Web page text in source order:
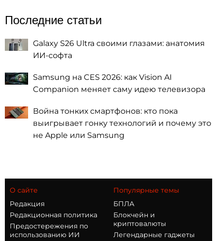
Последние статьи
Galaxy S26 Ultra своими глазами: анатомия
ИИ-софта
Samsung на CES 2026: как Vision AI
Companion меняет саму идею телевизора
Война тонких смартфонов: кто пока
выигрывает гонку технологий и почему это
не Apple или Samsung
О сайте
Редакция
Редакционная политика
Предостережения по
использованию ИИ
Популярные темы
БПЛА
Блокчейн и
криптовалюты
Легендарные гаджеты